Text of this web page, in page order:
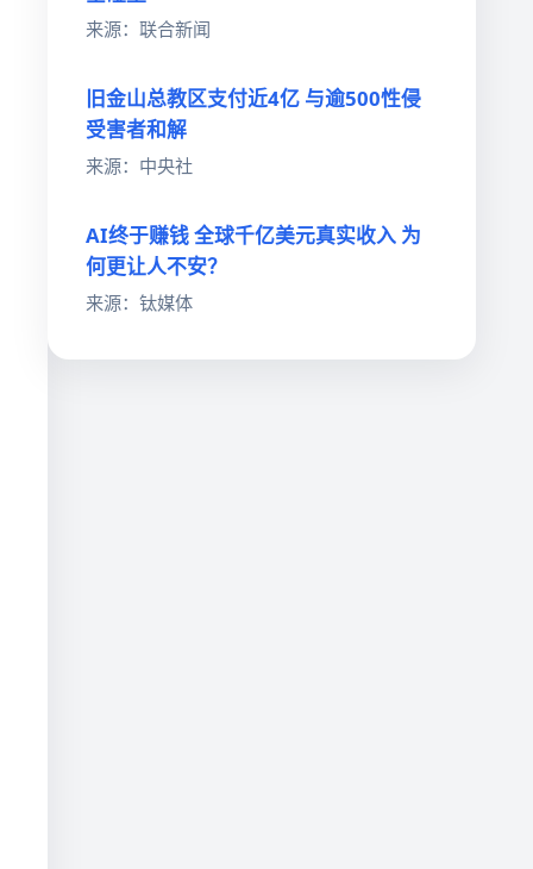
来源：联合新闻
旧金山总教区支付近4亿 与逾500性侵
受害者和解
来源：中央社
AI终于赚钱 全球千亿美元真实收入 为
何更让人不安？
来源：钛媒体